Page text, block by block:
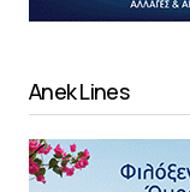
Anek Lines